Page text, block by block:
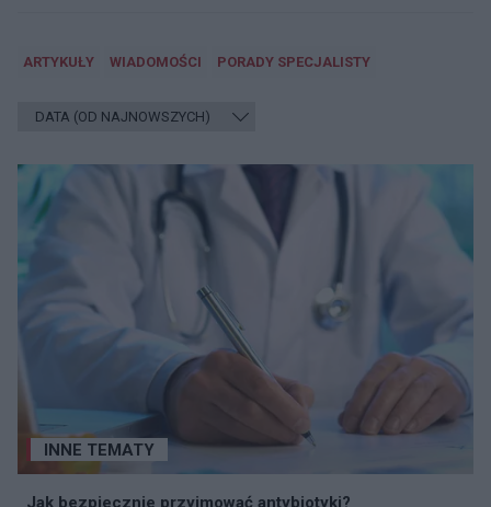
ARTYKUŁY WIADOMOŚCI PORADY SPECJALISTY
INNE TEMATY
Jak bezpiecznie przyjmować antybiotyki?